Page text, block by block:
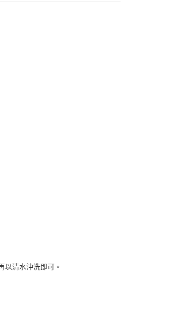
以清水沖洗即可。